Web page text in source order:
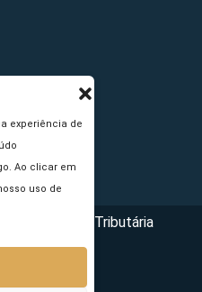
experiência de
Ao clicar em
uso de
da Reforma Tributária